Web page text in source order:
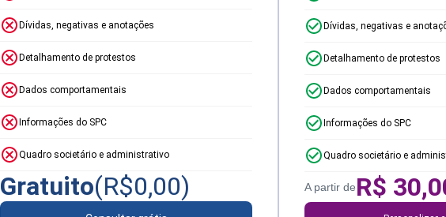
Dívidas, negativas e anotações
Detalhamento de protestos
Dados comportamentais
Informações do SPC
Quadro societário e administrativo
Gratuito(R$0,00)
Dívidas, negativas e
Detalhamento de protestos
Dados comportamentais
Informações do SPC
Quadro societário e
A partir deR$